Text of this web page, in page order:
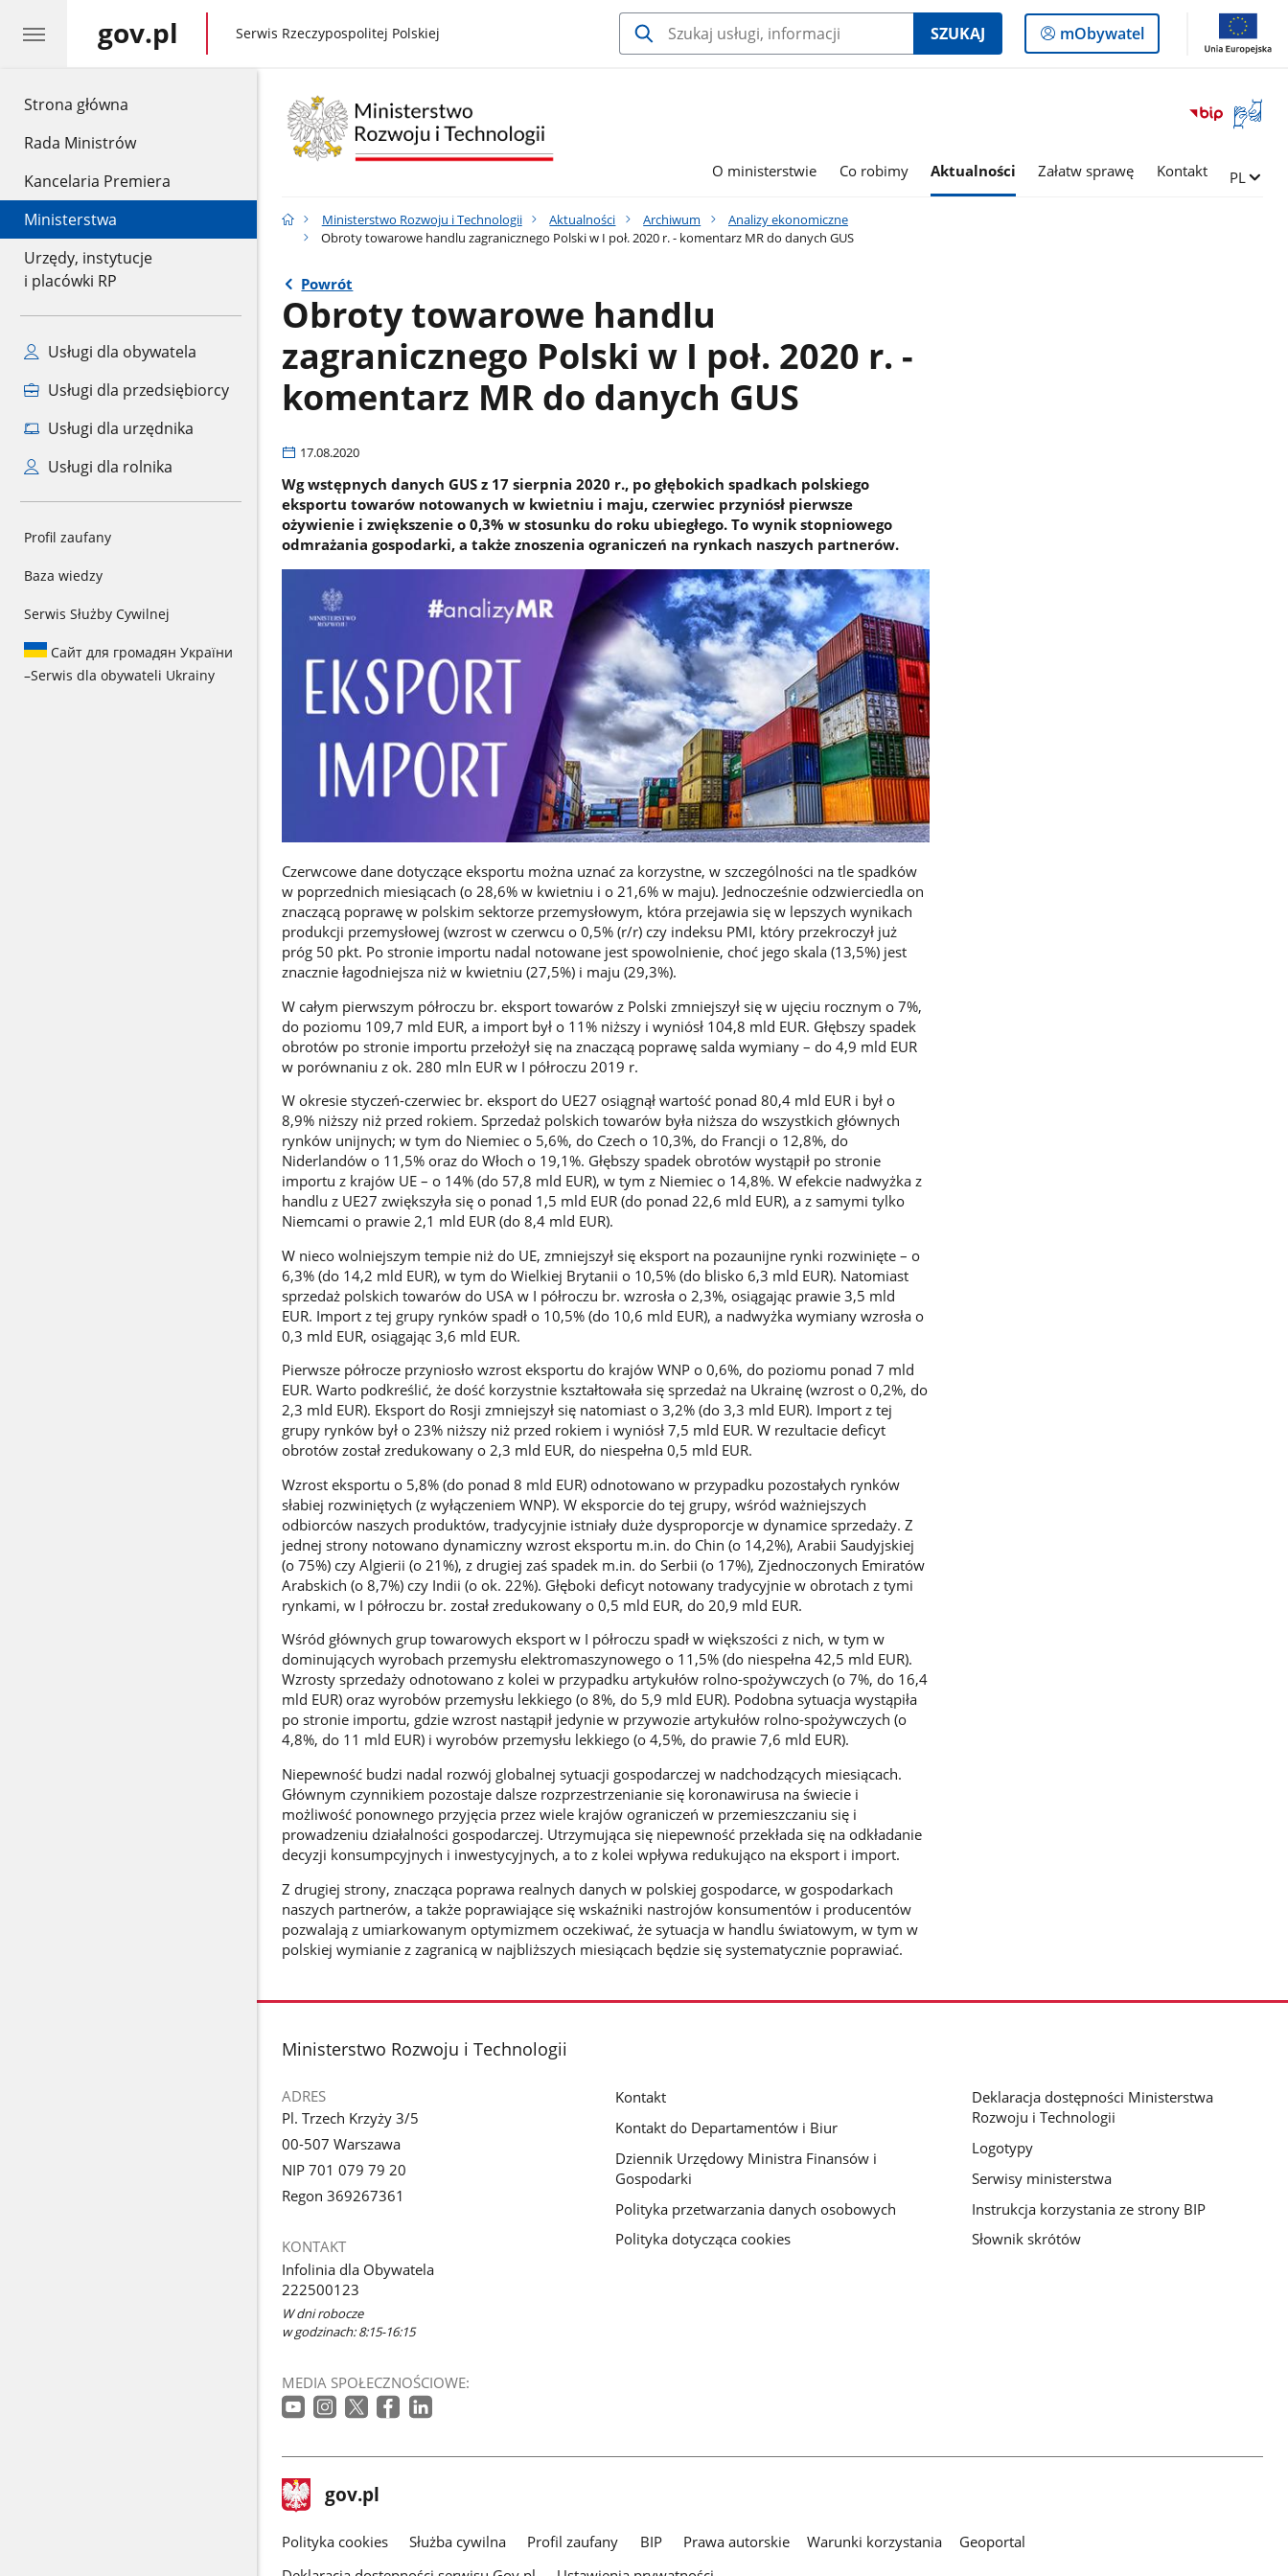
Strona główna
Rada Ministrów
Kancelaria Premiera
Ministerstwa
Urzędy, instytucje
i placówki RP
Usługi dla obywatela
Usługi dla przedsiębiorcy
Usługi dla urzędnika
Usługi dla rolnika
Profil zaufany
Baza wiedzy
Serwis Służby Cywilnej
Сайт для громадян України
–Serwis dla obywateli Ukrainy
gov.pl gov.pl
Serwis Rzeczypospolitej Polskiej SZUKAJ
Logowanie
do
mObywatel
Otwórz
okno
języka
O ministerstwie Co robimy Aktualności Załatw sprawę Kontakt Zmień
PL
Ministerstwo Rozwoju i Technologii Aktualności Archiwum
Analizy ekonomiczne
Obroty towarowe handlu zagranicznego Polski w I poł. 2020 r. - komentarz MR do danych GUS
Powrót
Obroty towarowe handlu
zagranicznego Polski w I poł. 2020 r. -
komentarz MR do danych GUS
17.08.2020
Wg wstępnych danych GUS z 17 sierpnia 2020 r., po głębokich spadkach polskiego
eksportu towarów notowanych w kwietniu i maju, czerwiec przyniósł pierwsze
ożywienie i zwiększenie o 0,3% w stosunku do roku ubiegłego. To wynik stopniowego
odmrażania gospodarki, a także znoszenia ograniczeń na rynkach naszych partnerów.
Czerwcowe dane dotyczące eksportu można uznać za korzystne, w szczególności na tle spadków
w poprzednich miesiącach (o 28,6% w kwietniu i o 21,6% w maju). Jednocześnie odzwierciedla on
znaczącą poprawę w polskim sektorze przemysłowym, która przejawia się w lepszych wynikach
produkcji przemysłowej (wzrost w czerwcu o 0,5% (r/r) czy indeksu PMI, który przekroczył już
próg 50 pkt. Po stronie importu nadal notowane jest spowolnienie, choć jego skala (13,5%) jest
znacznie łagodniejsza niż w kwietniu (27,5%) i maju (29,3%).
W całym pierwszym półroczu br. eksport towarów z Polski zmniejszył się w ujęciu rocznym o 7%,
do poziomu 109,7 mld EUR, a import był o 11% niższy i wyniósł 104,8 mld EUR. Głębszy spadek
obrotów po stronie importu przełożył się na znaczącą poprawę salda wymiany – do 4,9 mld EUR
w porównaniu z ok. 280 mln EUR w I półroczu 2019 r.
W okresie styczeń-czerwiec br. eksport do UE27 osiągnął wartość ponad 80,4 mld EUR i był o
8,9% niższy niż przed rokiem. Sprzedaż polskich towarów była niższa do wszystkich głównych
rynków unijnych; w tym do Niemiec o 5,6%, do Czech o 10,3%, do Francji o 12,8%, do
Niderlandów o 11,5% oraz do Włoch o 19,1%. Głębszy spadek obrotów wystąpił po stronie
importu z krajów UE – o 14% (do 57,8 mld EUR), w tym z Niemiec o 14,8%. W efekcie nadwyżka z
handlu z UE27 zwiększyła się o ponad 1,5 mld EUR (do ponad 22,6 mld EUR), a z samymi tylko
Niemcami o prawie 2,1 mld EUR (do 8,4 mld EUR).
W nieco wolniejszym tempie niż do UE, zmniejszył się eksport na pozaunijne rynki rozwinięte – o
6,3% (do 14,2 mld EUR), w tym do Wielkiej Brytanii o 10,5% (do blisko 6,3 mld EUR). Natomiast
sprzedaż polskich towarów do USA w I półroczu br. wzrosła o 2,3%, osiągając prawie 3,5 mld
EUR. Import z tej grupy rynków spadł o 10,5% (do 10,6 mld EUR), a nadwyżka wymiany wzrosła o
0,3 mld EUR, osiągając 3,6 mld EUR.
Pierwsze półrocze przyniosło wzrost eksportu do krajów WNP o 0,6%, do poziomu ponad 7 mld
EUR. Warto podkreślić, że dość korzystnie kształtowała się sprzedaż na Ukrainę (wzrost o 0,2%, do
2,3 mld EUR). Eksport do Rosji zmniejszył się natomiast o 3,2% (do 3,3 mld EUR). Import z tej
grupy rynków był o 23% niższy niż przed rokiem i wyniósł 7,5 mld EUR. W rezultacie deficyt
obrotów został zredukowany o 2,3 mld EUR, do niespełna 0,5 mld EUR.
Wzrost eksportu o 5,8% (do ponad 8 mld EUR) odnotowano w przypadku pozostałych rynków
słabiej rozwiniętych (z wyłączeniem WNP). W eksporcie do tej grupy, wśród ważniejszych
odbiorców naszych produktów, tradycyjnie istniały duże dysproporcje w dynamice sprzedaży. Z
jednej strony notowano dynamiczny wzrost eksportu m.in. do Chin (o 14,2%), Arabii Saudyjskiej
(o 75%) czy Algierii (o 21%), z drugiej zaś spadek m.in. do Serbii (o 17%), Zjednoczonych Emiratów
Arabskich (o 8,7%) czy Indii (o ok. 22%). Głęboki deficyt notowany tradycyjnie w obrotach z tymi
rynkami, w I półroczu br. został zredukowany o 0,5 mld EUR, do 20,9 mld EUR.
Wśród głównych grup towarowych eksport w I półroczu spadł w większości z nich, w tym w
dominujących wyrobach przemysłu elektromaszynowego o 11,5% (do niespełna 42,5 mld EUR).
Wzrosty sprzedaży odnotowano z kolei w przypadku artykułów rolno-spożywczych (o 7%, do 16,4
mld EUR) oraz wyrobów przemysłu lekkiego (o 8%, do 5,9 mld EUR). Podobna sytuacja wystąpiła
po stronie importu, gdzie wzrost nastąpił jedynie w przywozie artykułów rolno-spożywczych (o
4,8%, do 11 mld EUR) i wyrobów przemysłu lekkiego (o 4,5%, do prawie 7,6 mld EUR).
Niepewność budzi nadal rozwój globalnej sytuacji gospodarczej w nadchodzących miesiącach.
Głównym czynnikiem pozostaje dalsze rozprzestrzenianie się koronawirusa na świecie i
możliwość ponownego przyjęcia przez wiele krajów ograniczeń w przemieszczaniu się i
prowadzeniu działalności gospodarczej. Utrzymująca się niepewność przekłada się na odkładanie
decyzji konsumpcyjnych i inwestycyjnych, a to z kolei wpływa redukująco na eksport i import.
Z drugiej strony, znacząca poprawa realnych danych w polskiej gospodarce, w gospodarkach
naszych partnerów, a także poprawiające się wskaźniki nastrojów konsumentów i producentów
pozwalają z umiarkowanym optymizmem oczekiwać, że sytuacja w handlu światowym, w tym w
polskiej wymianie z zagranicą w najbliższych miesiącach będzie się systematycznie poprawiać.
stopka
Ministerstwo Rozwoju i Technologii
ADRES
Pl. Trzech Krzyży 3/5
00-507 Warszawa
NIP 701 079 79 20
Regon 369267361
KONTAKT
Infolinia dla Obywatela
222500123
W dni robocze
w godzinach: 8:15-16:15
MEDIA SPOŁECZNOŚCIOWE:
Kontakt
Kontakt do Departamentów i Biur
Dziennik Urzędowy Ministra Finansów i
Gospodarki
Polityka przetwarzania danych osobowych
Polityka dotycząca cookies
Deklaracja dostępności Ministerstwa
Rozwoju i Technologii
Logotypy
Serwisy ministerstwa
Instrukcja korzystania ze strony BIP
Słownik skrótów
stopka
gov.pl Strona
gov.pl
gov.pl
Polityka cookies Służba cywilna Profil zaufany BIP Prawa autorskie Warunki korzystania
Geoportal